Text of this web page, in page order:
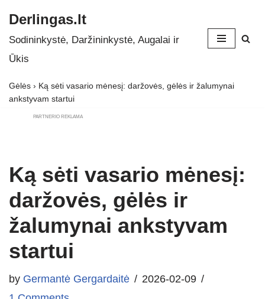
Skip
to
Derlingas.lt
Sodininkystė, Daržininkystė, Augalai ir
Ūkis
Gėlės › Ką sėti vasario mėnesį: daržovės, gėlės ir žalumynai
ankstyvam startui
PARTNERIO REKLAMA
Ką sėti vasario mėnesį:
daržovės, gėlės ir
žalumynai ankstyvam
startui
by Germantė Gergardaitė
2026-02-09